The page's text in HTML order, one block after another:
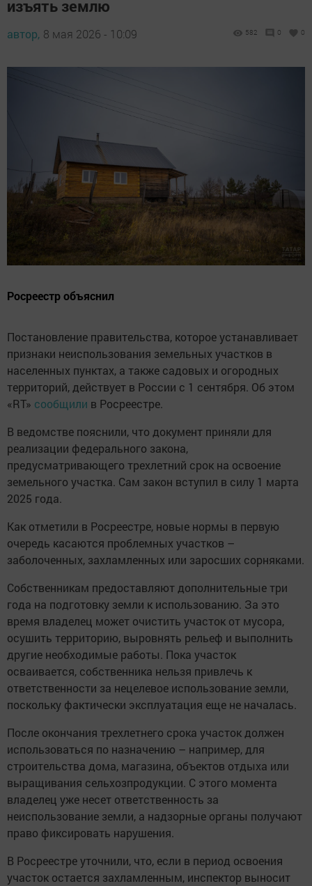
изъять землю
автор, 8 мая 2026 - 10:09 582 0 0
Росреестр объяснил
Постановление правительства, которое устанавливает
признаки неиспользования земельных участков в
населенных пунктах, а также садовых и огородных
территорий, действует в России с 1 сентября. Об этом
«RT» сообщили в Росреестре.
В ведомстве пояснили, что документ приняли для
реализации федерального закона,
предусматривающего трехлетний срок на освоение
земельного участка. Сам закон вступил в силу 1 марта
2025 года.
Как отметили в Росреестре, новые нормы в первую
очередь касаются проблемных участков –
заболоченных, захламленных или заросших сорняками.
Собственникам предоставляют дополнительные три
года на подготовку земли к использованию. За это
время владелец может очистить участок от мусора,
осушить территорию, выровнять рельеф и выполнить
другие необходимые работы. Пока участок
осваивается, собственника нельзя привлечь к
ответственности за нецелевое использование земли,
поскольку фактически эксплуатация еще не началась.
После окончания трехлетнего срока участок должен
использоваться по назначению – например, для
строительства дома, магазина, объектов отдыха или
выращивания сельхозпродукции. С этого момента
владелец уже несет ответственность за
неиспользование земли, а надзорные органы получают
право фиксировать нарушения.
В Росреестре уточнили, что, если в период освоения
участок остается захламленным, инспектор выносит